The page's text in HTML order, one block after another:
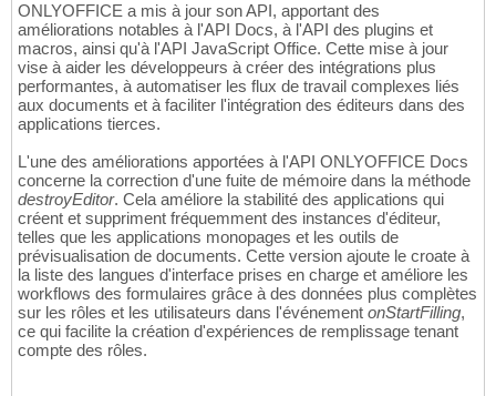
ONLYOFFICE a mis à jour son API, apportant des
améliorations notables à l'API Docs, à l'API des plugins et
macros, ainsi qu'à l'API JavaScript Office. Cette mise à jour
vise à aider les développeurs à créer des intégrations plus
performantes, à automatiser les flux de travail complexes liés
aux documents et à faciliter l'intégration des éditeurs dans des
applications tierces.
L'une des améliorations apportées à l'API ONLYOFFICE Docs
concerne la correction d'une fuite de mémoire dans la méthode
destroyEditor. Cela améliore la stabilité des applications qui
créent et suppriment fréquemment des instances d'éditeur,
telles que les applications monopages et les outils de
prévisualisation de documents. Cette version ajoute le croate à
la liste des langues d'interface prises en charge et améliore les
workflows des formulaires grâce à des données plus complètes
sur les rôles et les utilisateurs dans l'événement onStartFilling,
ce qui facilite la création d'expériences de remplissage tenant
compte des rôles.